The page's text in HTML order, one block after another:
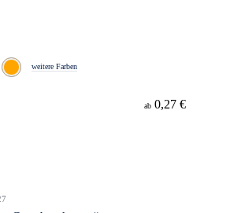
weitere Farben
ab 0,27 €